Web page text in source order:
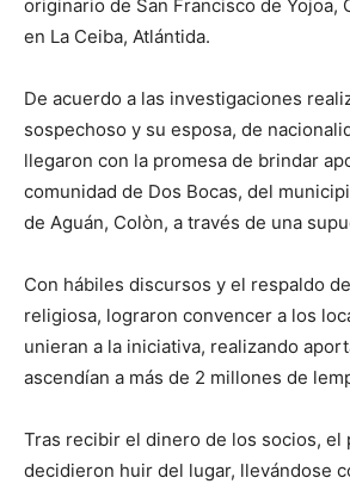
originario de San Francisco de Yojoa,
en La Ceiba, Atlántida.
De acuerdo a las investigaciones
sospechoso y su esposa, de
llegaron con la promesa de brindar
comunidad de Dos Bocas, del
de Aguán, Colòn, a través de una
Con hábiles discursos y el respaldo
religiosa, lograron convencer a los
unieran a la iniciativa, realizando
ascendían a más de 2 millones de
Tras recibir el dinero de los socios, el
decidieron huir del lugar, llevándose